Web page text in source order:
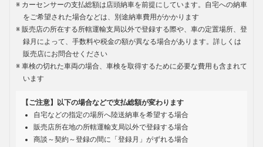
カーセンサーの支払総額は店頭納車を前提にしています。自宅への納車
をご希望された場合などは、別途納車費用がかかります
販売店の所在する所轄運輸支局以外で登録する際や、車の定置場所、登
録月によって、手数料や税金の額が異なる場合があります。詳しくは
販売店にお問合せください
車検の切れた車両の場合、車検を取得するために必要な費用も含まれて
います
【ご注意】以下の場合などで支払総額が変わります
自宅などの指定の場所へ陸送納車を希望する場合
販売店所在地の所轄運輸支局以外で登録する場合
商談～契約～登録の間に「登録月」がずれる場合